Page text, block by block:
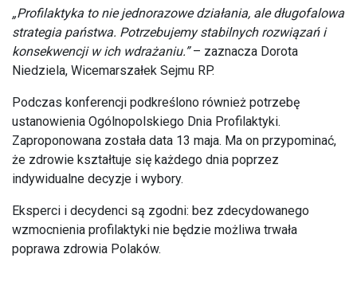
„Profilaktyka to nie jednorazowe działania, ale długofalowa
strategia państwa. Potrzebujemy stabilnych rozwiązań i
konsekwencji w ich wdrażaniu.”– zaznacza Dorota
Niedziela, Wicemarszałek Sejmu RP.
Podczas konferencji podkreślono również potrzebę
ustanowienia Ogólnopolskiego Dnia Profilaktyki.
Zaproponowana została data 13 maja. Ma on przypominać,
że zdrowie kształtuje się każdego dnia poprzez
indywidualne decyzje i wybory.
Eksperci i decydenci są zgodni: bez zdecydowanego
wzmocnienia profilaktyki nie będzie możliwa trwała
poprawa zdrowia Polaków.